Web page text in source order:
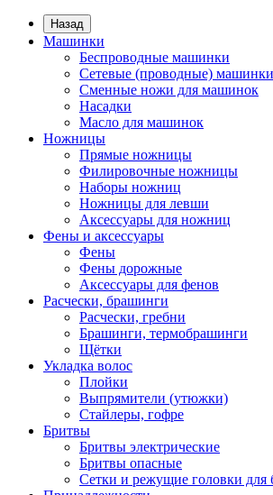
Назад
Машинки
Беспроводные машинки
Сетевые (проводные) машинки
Сменные ножи для машинок
Насадки
Масло для машинок
Ножницы
Прямые ножницы
Филировочные ножницы
Наборы ножниц
Ножницы для левши
Аксессуары для ножниц
Фены и аксессуары
Фены
Фены дорожные
Аксессуары для фенов
Расчески, брашинги
Расчески, гребни
Брашинги, термобрашинги
Щётки
Укладка волос
Плойки
Выпрямители (утюжки)
Стайлеры, гофре
Бритвы
Бритвы электрические
Бритвы опасные
Сетки и режущие головки для